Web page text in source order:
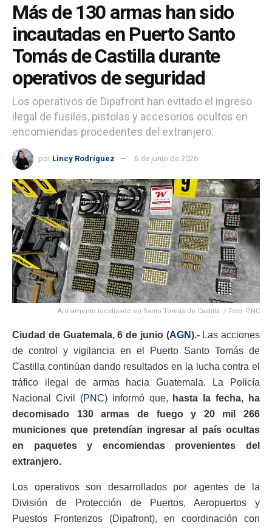
Más de 130 armas han sido
incautadas en Puerto Santo
Tomás de Castilla durante
operativos de seguridad
Los operativos de Dipafront han evitado el ingreso
ilegal de fusiles, pistolas y accesorios ocultos en
encomiendas procedentes del extranjero.
por Lincy Rodríguez 6 de junio de 2026
Armamento localizado en Santo Tomás de Castilla. / Foto: PNC
Ciudad de Guatemala, 6 de junio (AGN).-Las acciones
de control y vigilancia en el Puerto Santo Tomás de
Castilla continúan dando resultados en la lucha contra el
tráfico ilegal de armas hacia Guatemala. La Policía
Nacional Civil (PNC) informó que, hasta la fecha, ha
decomisado 130 armas de fuego y 20 mil 266
municiones que pretendían ingresar al país ocultas
en paquetes y encomiendas provenientes del
extranjero.
Los operativos son desarrollados por agentes de la
División de Protección de Puertos, Aeropuertos y
Puestos Fronterizos (Dipafront), en coordinación con